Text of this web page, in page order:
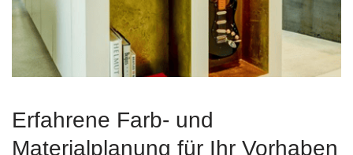
Erfahrene Farb- und
Materialplanung für Ihr Vorhaben